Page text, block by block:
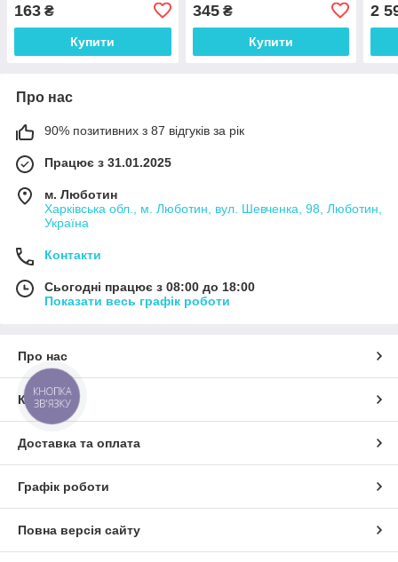
163 ₴
Купити
345₴
Купити
2
Про нас
90% позитивних з 87 відгуків за рік
Працює з 31.01.2025
м. Люботин
Харківська обл., м. Люботин, вул. Шевченка, 98, Люботин,
Україна
Контакти
Сьогодні працює з 08:00 до 18:00
Показати весь графік роботи
Про нас
Контакти
Доставка та оплата
Графік роботи
Повна версія сайту
КНОПКА
ЗВ'ЯЗКУ